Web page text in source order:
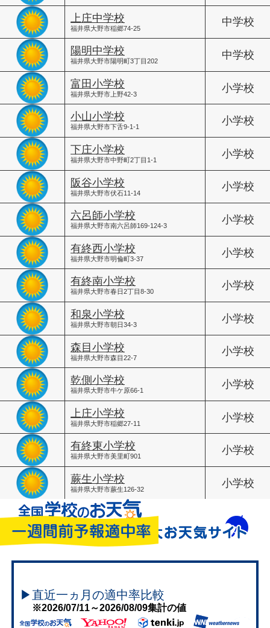
上庄中学校
福井県大野市稲郷74-25
中学校
陽明中学校
福井県大野市陽明町3丁目202
中学校
富田小学校
福井県大野市上野42-3
小学校
小山小学校
福井県大野市下舌9-1-1
小学校
下庄小学校
福井県大野市中野町2丁目1-1
小学校
阪谷小学校
福井県大野市伏石11-14
小学校
六呂師小学校
福井県大野市南六呂師169-124-3
小学校
有終西小学校
福井県大野市明倫町3-37
小学校
有終南小学校
福井県大野市春日2丁目8-30
小学校
和泉小学校
福井県大野市朝日34-3
小学校
森目小学校
福井県大野市森目22-7
小学校
乾側小学校
福井県大野市牛ケ原66-1
小学校
上庄小学校
福井県大野市稲郷27-11
小学校
有終東小学校
福井県大野市美里町901
小学校
蕨生小学校
福井県大野市蕨生126-32
小学校
▶直近一ヵ月の適中率比較
※2026/07/11～2026/08/09集計の値